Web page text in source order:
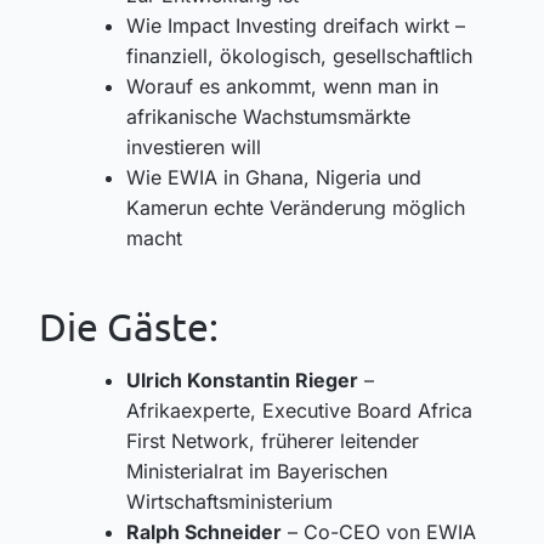
Wie Impact Investing dreifach wirkt –
finanziell, ökologisch, gesellschaftlich
Worauf es ankommt, wenn man in
afrikanische Wachstumsmärkte
investieren will
Wie EWIA in Ghana, Nigeria und
Kamerun echte Veränderung möglich
macht
Die Gäste:
Ulrich Konstantin Rieger –
Afrikaexperte, Executive Board Africa
First Network, früherer leitender
Ministerialrat im Bayerischen
Wirtschaftsministerium
Ralph Schneider – Co-CEO von EWIA